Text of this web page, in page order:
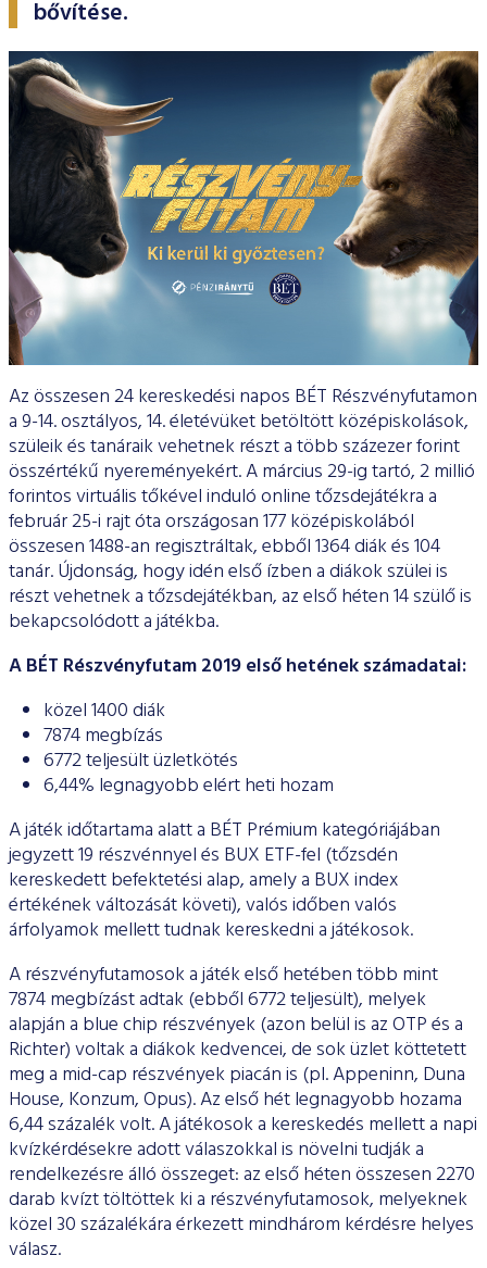
ESG Útmutató
bővítése.
Az összesen 24 kereskedési napos BÉT Részvényfutamon
a 9-14. osztályos, 14. életévüket betöltött középiskolások,
szüleik és tanáraik vehetnek részt a több százezer forint
összértékű nyereményekért. A március 29-ig tartó, 2 millió
forintos virtuális tőkével induló online tőzsdejátékra a
február 25-i rajt óta országosan 177 középiskolából
összesen 1488-an regisztráltak, ebből 1364 diák és 104
tanár. Újdonság, hogy idén első ízben a diákok szülei is
részt vehetnek a tőzsdejátékban, az első héten 14 szülő is
bekapcsolódott a játékba.
A BÉT Részvényfutam 2019 első hetének számadatai:
közel 1400 diák
7874 megbízás
6772 teljesült üzletkötés
6,44% legnagyobb elért heti hozam
A játék időtartama alatt a BÉT Prémium kategóriájában
jegyzett 19 részvénnyel és BUX ETF-fel (tőzsdén
kereskedett befektetési alap, amely a BUX index
értékének változását követi), valós időben valós
árfolyamok mellett tudnak kereskedni a játékosok.
A részvényfutamosok a játék első hetében több mint
7874 megbízást adtak (ebből 6772 teljesült), melyek
alapján a blue chip részvények (azon belül is az OTP és a
Richter) voltak a diákok kedvencei, de sok üzlet köttetett
meg a mid-cap részvények piacán is (pl. Appeninn, Duna
House, Konzum, Opus). Az első hét legnagyobb hozama
6,44 százalék volt. A játékosok a kereskedés mellett a napi
kvízkérdésekre adott válaszokkal is növelni tudják a
rendelkezésre álló összeget: az első héten összesen 2270
darab kvízt töltöttek ki a részvényfutamosok, melyeknek
közel 30 százalékára érkezett mindhárom kérdésre helyes
válasz.